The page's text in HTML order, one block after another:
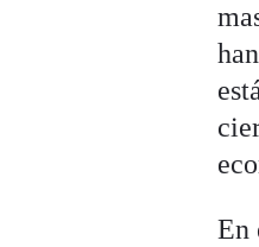
En